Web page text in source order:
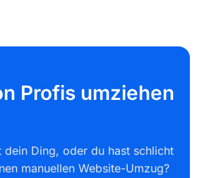
Profis umziehen
dein Ding, oder du hast schlicht
manuellen Website-Umzug?